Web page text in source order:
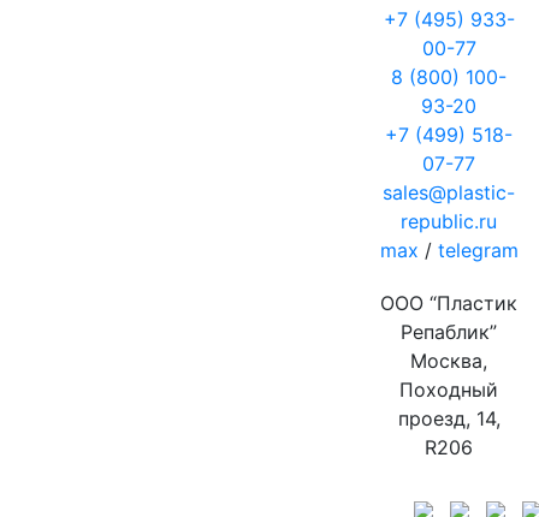
+7 (495) 933-
00-77
8 (800) 100-
93-20
+7 (499) 518-
07-77
sales@plastic-
republic.ru
max / telegram
ООО “Пластик
Репаблик”
Москва,
Походный
проезд, 14,
R206